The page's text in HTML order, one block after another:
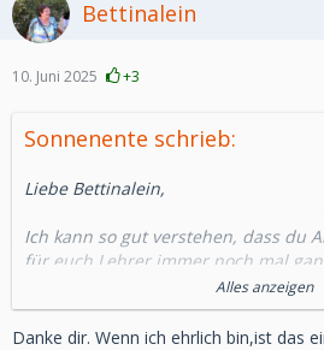
Bettinalein
10. Juni 2025 +3
Sonnenente schrieb:
Liebe Bettinalein,
Ich kann so gut verstehen, dass du
für euch Lehrer immer noch mal
wieder einmal etwas Derartiges
Gleichzeitig die Verantwortung, die
bekämpfen und dafür den Kindern
Alles anzeigen
Danke dir. Wenn ich ehrlich bin,ist das